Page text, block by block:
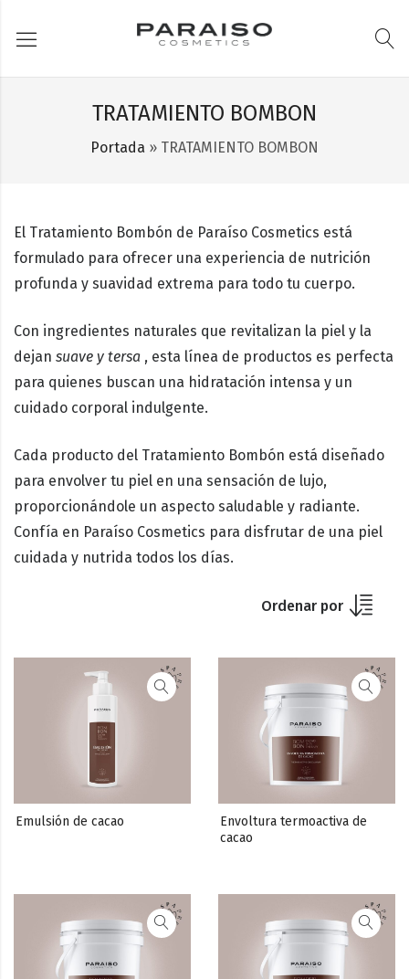
TRATAMIENTO BOMBON
Portada » TRATAMIENTO BOMBON
El Tratamiento Bombón de Paraíso Cosmetics está
formulado para ofrecer una experiencia de nutrición
profunda y suavidad extrema para todo tu cuerpo.
Con ingredientes naturales que revitalizan la piel y la
dejan suave y tersa , esta línea de productos es perfecta
para quienes buscan una hidratación intensa y un
cuidado corporal indulgente.
Cada producto del Tratamiento Bombón está diseñado
para envolver tu piel en una sensación de lujo,
proporcionándole un aspecto saludable y radiante.
Confía en Paraíso Cosmetics para disfrutar de una piel
cuidada y nutrida todos los días.
Ordenar por
Emulsión de cacao
Envoltura termoactiva de
cacao